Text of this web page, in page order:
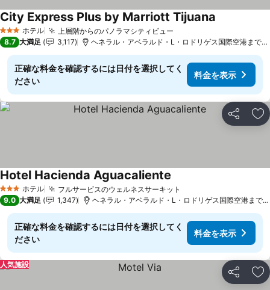
3 ホテルのランク
ホテル 上層階からのパノラマシティビュー
City Express Plus by Marriott Tijuana
8.7 大満足 3,117 ヘネラル・アベラルド・L・ロドリゲス国際空港まで
正確な料金を確認するには日付を選択してく
ださい
料金を表示
シェア お
3 ホテルのランク
ホテル フルサービスのウェルネスサーキット
Hotel Hacienda Aguacaliente
9.0 大満足 1,347 ヘネラル・アベラルド・L・ロドリゲス国際空港まで
正確な料金を確認するには日付を選択してく
ださい
料金を表示
シェア お
人気施設